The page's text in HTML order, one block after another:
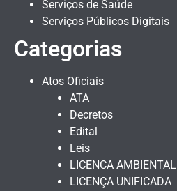
Serviços de Saúde
Serviços Públicos Digitais
Categorias
Atos Oficiais
ATA
Decretos
Edital
Leis
LICENCA AMBIENTAL
LICENÇA UNIFICADA